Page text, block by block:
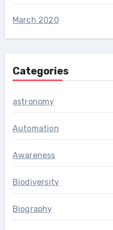
March 2020
Categories
astronomy
Automation
Awareness
Biodiversity
Biography